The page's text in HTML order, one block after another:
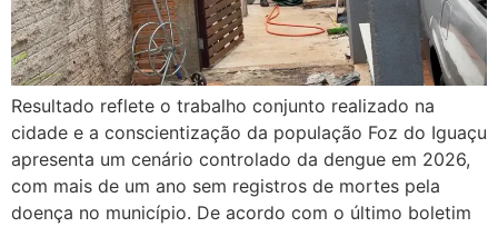
Resultado reflete o trabalho conjunto realizado na
cidade e a conscientização da população Foz do Iguaçu
apresenta um cenário controlado da dengue em 2026,
com mais de um ano sem registros de mortes pela
doença no município. De acordo com o último boletim